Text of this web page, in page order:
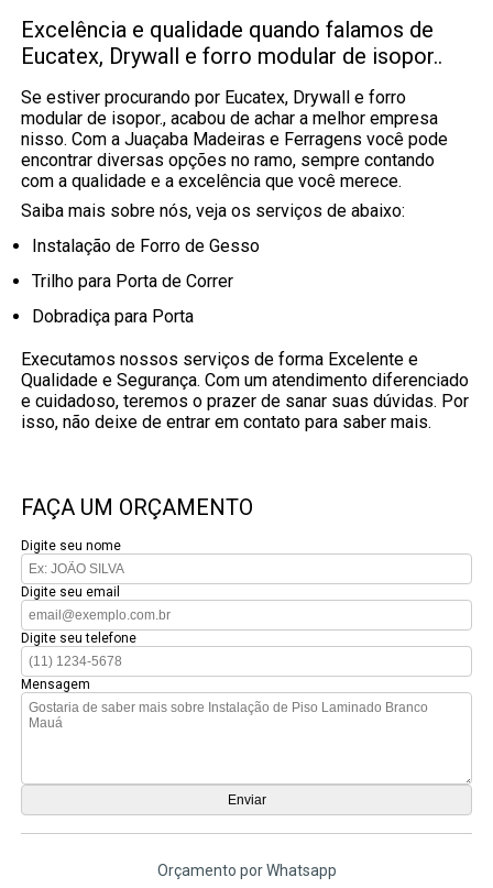
Excelência e qualidade quando falamos de
Eucatex, Drywall e forro modular de isopor..
Se estiver procurando por Eucatex, Drywall e forro
modular de isopor., acabou de achar a melhor empresa
nisso. Com a Juaçaba Madeiras e Ferragens você pode
encontrar diversas opções no ramo, sempre contando
com a qualidade e a excelência que você merece.
Saiba mais sobre nós, veja os serviços de abaixo:
Instalação de Forro de Gesso
Trilho para Porta de Correr
Dobradiça para Porta
Executamos nossos serviços de forma Excelente e
Qualidade e Segurança. Com um atendimento diferenciado
e cuidadoso, teremos o prazer de sanar suas dúvidas. Por
isso, não deixe de entrar em contato para saber mais.
FAÇA UM ORÇAMENTO
Digite seu nome
Digite seu email
Digite seu telefone
Mensagem
Orçamento por Whatsapp